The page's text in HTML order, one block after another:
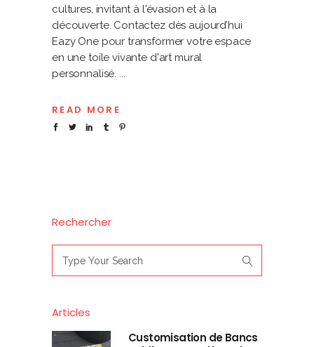
cultures, invitant à l'évasion et à la
découverte. Contactez dès aujourd’hui
Eazy One pour transformer votre espace
en une toile vivante d'art mural
personnalisé.
READ MORE
Rechercher
for:
Articles
Customisation de Bancs